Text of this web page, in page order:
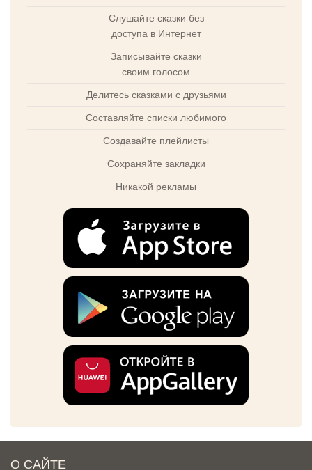
Слушайте сказки без
доступа в Интернет
Записывайте сказки
своим голосом
Делитесь сказками с друзьями
Составляйте списки любимого
Создавайте плейлисты
Сохраняйте закладки
Никакой рекламы
О САЙТЕ